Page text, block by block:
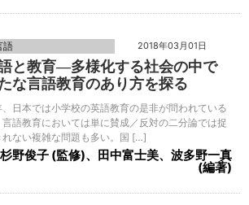
語 2018年03月01日
と教育―多様化する社会の中で
な言語教育のあり方を探る
、日本では小学校の英語教育の是非が問われている
言語教育においては単に賛成／反対の二分論では捉
れない複雑な問題も多い。国 […]
杉野俊子 (監修)、田中富士美、波多野一真
(編著)